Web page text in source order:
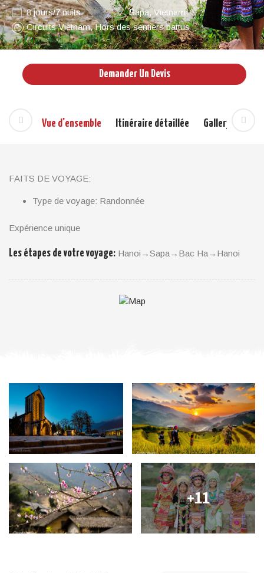
8 jours/7 nuits Sapa,Vietnam
Circuits Vietnam,Hors des sentiers battus
Vue d'ensemble Itinéraire détaillée Gallery
Demander Un Devis
FAITS DE VOYAGE:
Type de voyage: Randonnée
Début/Fin: Hanoi / Hanoi
POINTS FORTS:
ITINÉRA
Jour 01: Lao Cai – Sapa - Y Linh Ho - Lao Chai - Ta Van
(B/L/D)
Jour 02: Ta Van – Giang Ta Chai - Su Pan - Ban Ho (B/L/D)
Jour 04: Sapa – Can Cau - Bac Ha visite (B/-/-)
Jour 05: Bac Ha - Marché hebdomadaire de Bac Ha – Ta Van
Chu (B/L/D)
Jour 06: Ta Van Chu – Thai Giang Pho (B/L/D)
Jour 07: Thai Giang Pho – Nalo (B/L/D)
Jour 08: Nalo – Trung Do – Rivière de Chay. Train de nuit pour
Expérience unique
Les étapes de votre voyage: Hanoi→Sapa→Bac Ha→Hanoi
+11